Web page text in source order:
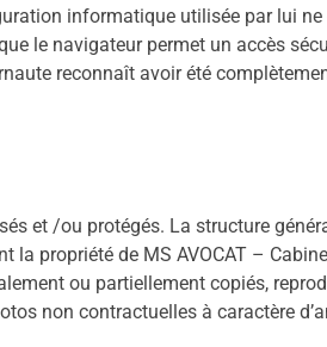
informatique utilisée par lui
le navigateur permet un accès
reconnaît avoir été
et /ou protégés. La structure
propriété de MS AVOCAT –
ou partiellement copiés,
non contractuelles à caractère